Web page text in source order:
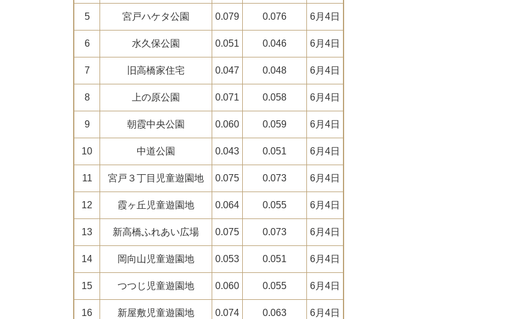
5 宮戸ハケタ公園 0.079 0.076 6月4日
6 水久保公園 0.051 0.046 6月4日
7 旧高橋家住宅 0.047 0.048 6月4日
8 上の原公園 0.071 0.058 6月4日
9 朝霞中央公園 0.060 0.059 6月4日
10 中道公園 0.043 0.051 6月4日
11 宮戸３丁目児童遊園地 0.075 0.073 6月4日
12 霞ヶ丘児童遊園地 0.064 0.055 6月4日
13 新高橋ふれあい広場 0.075 0.073 6月4日
14 岡向山児童遊園地 0.053 0.051 6月4日
15 つつじ児童遊園地 0.060 0.055 6月4日
16 新屋敷児童遊園地 0.074 0.063 6月4日